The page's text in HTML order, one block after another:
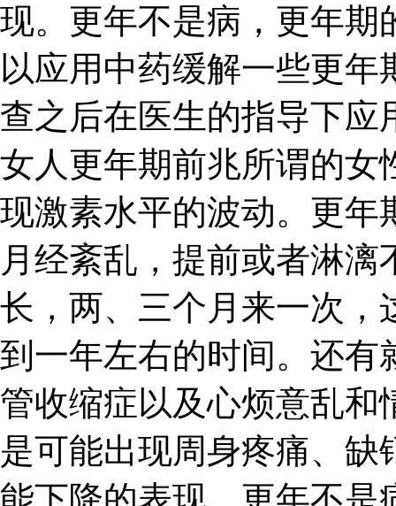
现。更年不是病，更年期
以应用中药缓解一些更
查之后在医生的指导下
女人更年期前兆所谓的女
现激素水平的波动。更年
月经紊乱，提前或者淋
长，两、三个月来一次，
到一年左右的时间。还有
管收缩症以及心烦意乱和
是可能出现周身疼痛、
能下降的表现。更年不是